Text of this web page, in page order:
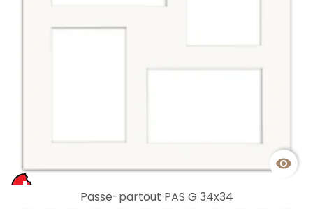

Passe-partout PAS G 34x34